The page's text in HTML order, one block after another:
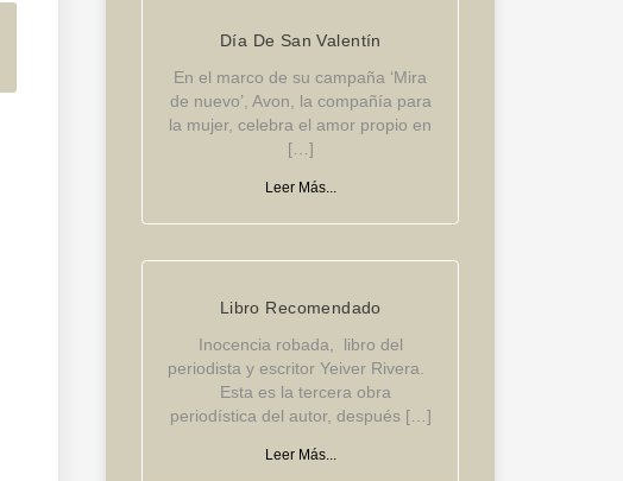
Día De San Valentín
En el marco de su campaña ‘Mira
de nuevo’, Avon, la compañía para
la mujer, celebra el amor propio en
[…]
Leer Más...
Libro Recomendado
Inocencia robada, libro del
periodista y escritor Yeiver Rivera.
Esta es la tercera obra
periodística del autor, después […]
Leer Más...